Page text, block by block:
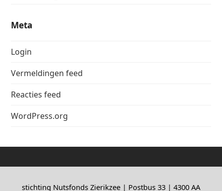
Meta
Login
Vermeldingen feed
Reacties feed
WordPress.org
stichting Nutsfonds Zierikzee | Postbus 33 | 4300 AA